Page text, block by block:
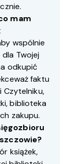
mam
wspólnie
Twojej
odkupić
faktu
Czytelniku,
biblioteka
zakupu.
książek,